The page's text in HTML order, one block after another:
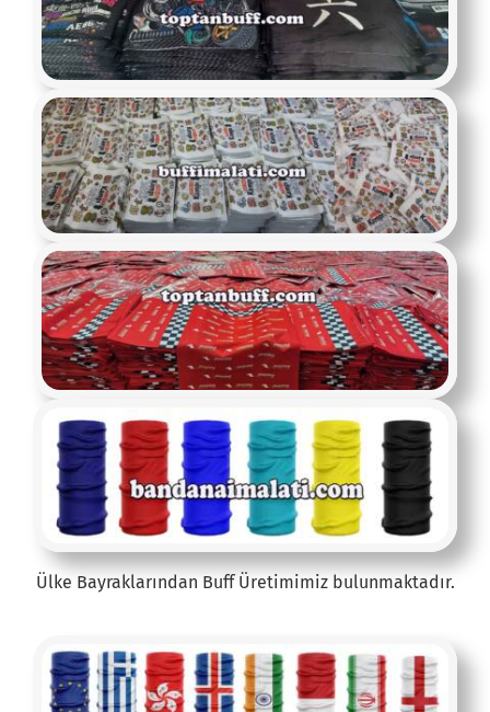
Ülke Bayraklarından Buff Üretimimiz bulunmaktadır.